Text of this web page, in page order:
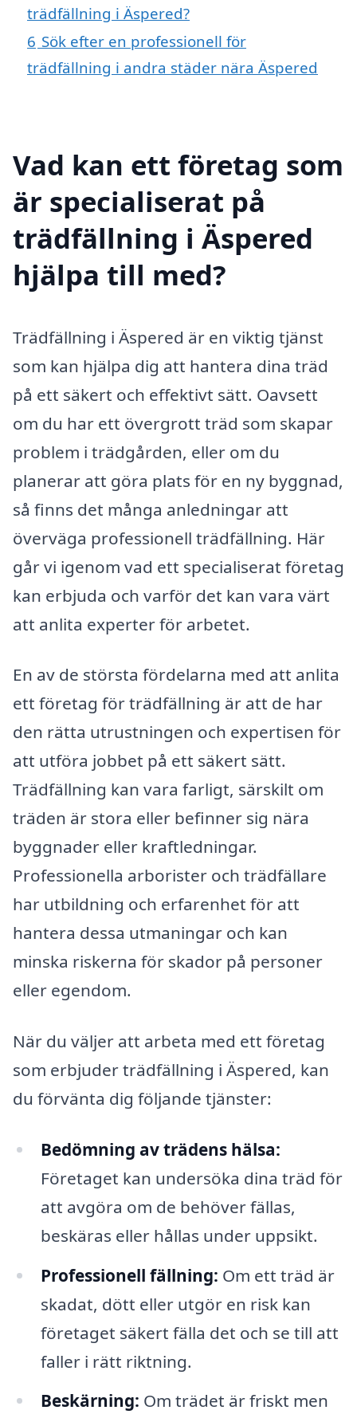
trädfällning i Äspered?
6 Sök efter en professionell för
trädfällning i andra städer nära Äspered
Vad kan ett företag som
är specialiserat på
trädfällning i Äspered
hjälpa till med?
Trädfällning i Äspered är en viktig tjänst
som kan hjälpa dig att hantera dina träd
på ett säkert och effektivt sätt. Oavsett
om du har ett övergrott träd som skapar
problem i trädgården, eller om du
planerar att göra plats för en ny byggnad,
så finns det många anledningar att
överväga professionell trädfällning. Här
går vi igenom vad ett specialiserat företag
kan erbjuda och varför det kan vara värt
att anlita experter för arbetet.
En av de största fördelarna med att anlita
ett företag för trädfällning är att de har
den rätta utrustningen och expertisen för
att utföra jobbet på ett säkert sätt.
Trädfällning kan vara farligt, särskilt om
träden är stora eller befinner sig nära
byggnader eller kraftledningar.
Professionella arborister och trädfällare
har utbildning och erfarenhet för att
hantera dessa utmaningar och kan
minska riskerna för skador på personer
eller egendom.
När du väljer att arbeta med ett företag
som erbjuder trädfällning i Äspered, kan
du förvänta dig följande tjänster:
Bedömning av trädens hälsa:
Företaget kan undersöka dina träd för
att avgöra om de behöver fällas,
beskäras eller hållas under uppsikt.
Professionell fällning: Om ett träd är
skadat, dött eller utgör en risk kan
företaget säkert fälla det och se till att
faller i rätt riktning.
Beskärning: Om trädet är friskt men